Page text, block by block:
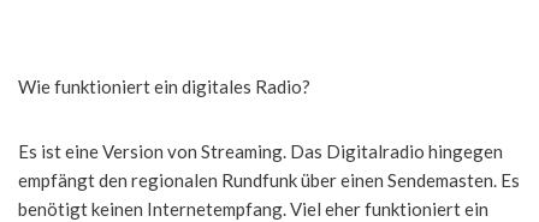
Wie funktioniert ein digitales Radio?
Es ist eine Version von Streaming. Das Digitalradio hingegen
empfängt den regionalen Rundfunk über einen Sendemasten. Es
benötigt keinen Internetempfang. Viel eher funktioniert ein